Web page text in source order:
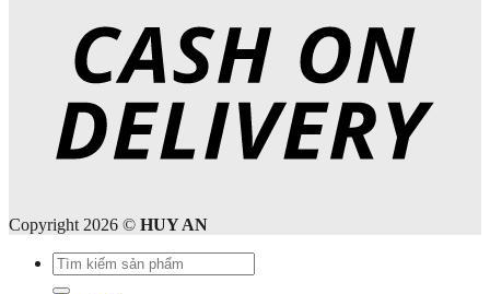
Copyright 2026 © HUY AN
Tìm
kiếm: